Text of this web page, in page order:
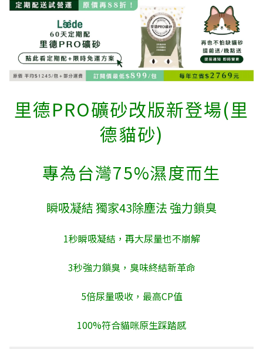
里德PRO礦砂改版新登場(里
德貓砂)
專為台灣75%濕度而生
瞬吸凝結 獨家43除塵法 強力鎖臭
1秒瞬吸凝結，再大尿量也不崩解
3秒強力鎖臭，臭味終結新革命
5倍尿量吸收，最高CP值
100%符合貓咪原生踩踏感